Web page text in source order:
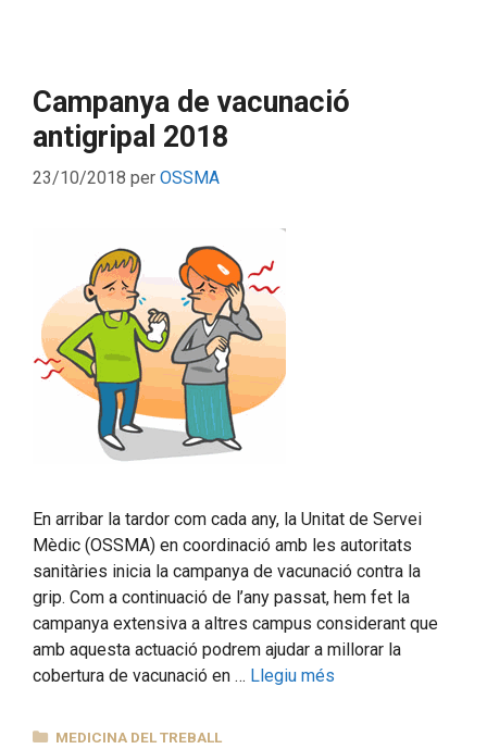
Campanya de vacunació
antigripal 2018
23/10/2018 per OSSMA
En arribar la tardor com cada any, la Unitat de Servei
Mèdic (OSSMA) en coordinació amb les autoritats
sanitàries inicia la campanya de vacunació contra la
grip. Com a continuació de l’any passat, hem fet la
campanya extensiva a altres campus considerant que
amb aquesta actuació podrem ajudar a millorar la
cobertura de vacunació en … Llegiu més
CATEGORIES
MEDICINA DEL TREBALL